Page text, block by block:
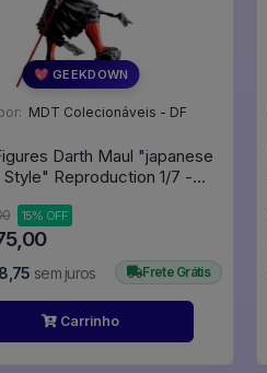
💖 GEEKDOWN
MDT Colecionáveis - DF
Darth Maul "japanese
Reproduction 1/7 -
15% OFF
sem juros Frete Grátis
Carrinho